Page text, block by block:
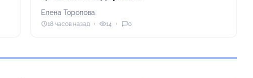
Елена Торопова
18 часов назад 14 0